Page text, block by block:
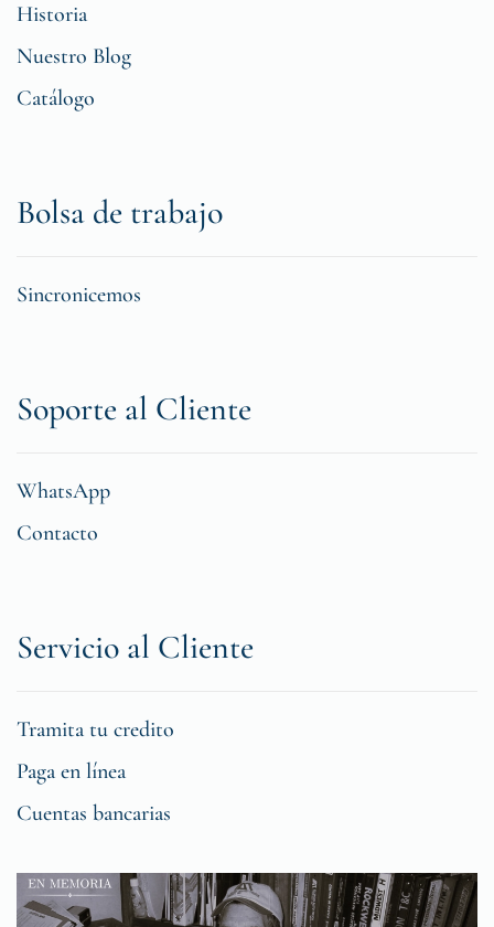
Historia
Nuestro Blog
Catálogo
Bolsa de trabajo
Sincronicemos
Soporte al Cliente
WhatsApp
Contacto
Servicio al Cliente
Tramita tu credito
Paga en línea
Cuentas bancarias